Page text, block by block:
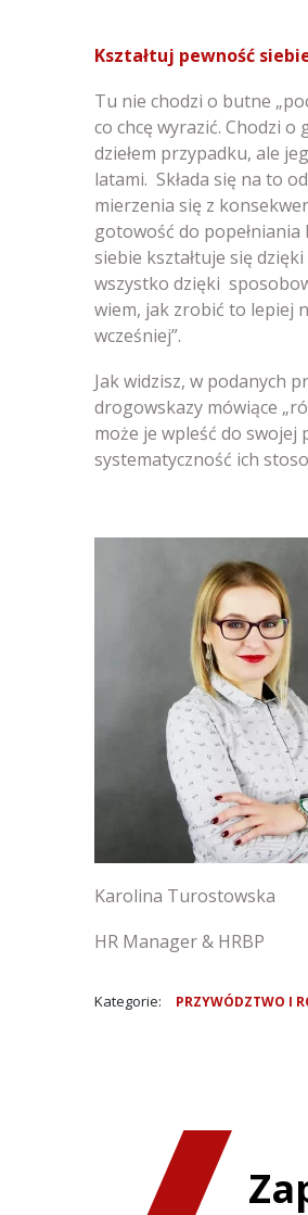
Kształtuj pewność
Tu nie chodzi o butne
co chcę wyrazić. Chodzi
dziełem przypadku, ale
latami. Składa się na to
mierzenia się z
gotowość do popełniania
siebie kształtuje się
wszystko dzięki
wiem, jak zrobić to lepiej
wcześniej”.
Jak widzisz, w podanych
drogowskazy mówiące
może je wpleść do swojej
systematyczność ich
Karolina Turostowska
HR Manager & HRBP
Kategorie: PRZYWÓDZTWO I